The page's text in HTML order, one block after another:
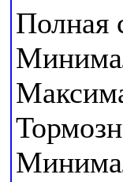
Полная